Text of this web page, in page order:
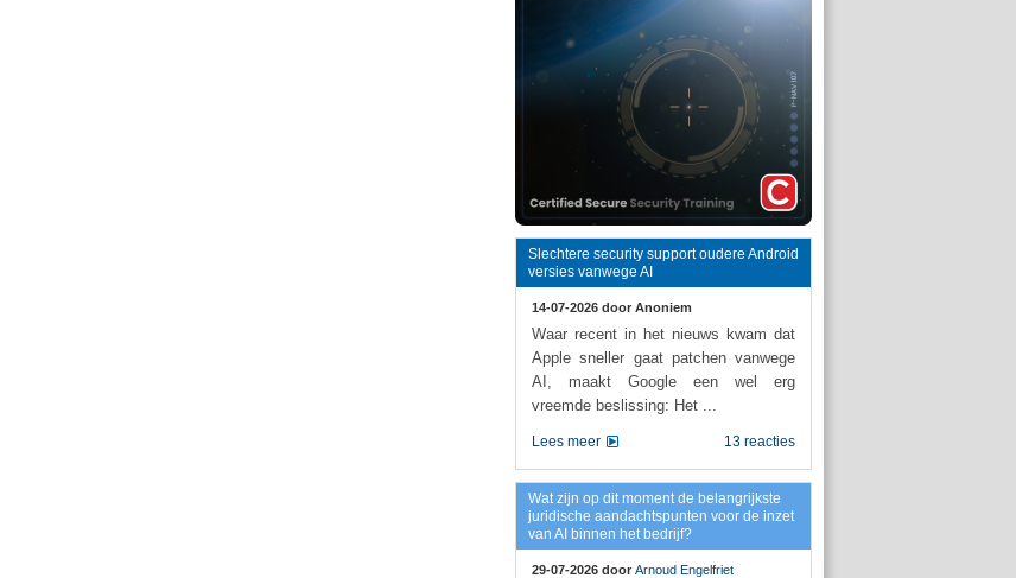
Slechtere security support oudere Android
versies vanwege AI
14-07-2026 door Anoniem
Waar recent in het nieuws kwam dat
Apple sneller gaat patchen vanwege
AI, maakt Google een wel erg
vreemde beslissing: Het ...
13 reacties
Lees meer
Wat zijn op dit moment de belangrijkste
juridische aandachtspunten voor de inzet
van AI binnen het bedrijf?
29-07-2026 door Arnoud Engelfriet